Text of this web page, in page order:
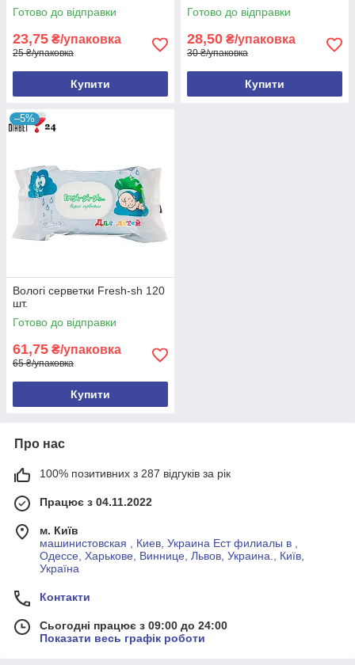
Готово до відправки
23,75 ₴/упаковка
25 ₴/упаковка
Купити
Готово до відправки
28,50 ₴/упаковка
30 ₴/упаковка
Купити
–5%
Вологі серветки Fresh-sh 120
шт.
Готово до відправки
61,75 ₴/упаковка
65 ₴/упаковка
Купити
Про нас
100% позитивних з 287 відгуків за рік
Працює з 04.11.2022
м. Київ
машинистовская , Киев, Украина Ест филиалы в ,
Одессе, Харькове, Виннице, Львов, Украина., Київ,
Україна
Контакти
Сьогодні працює з 09:00 до 24:00
Показати весь графік роботи